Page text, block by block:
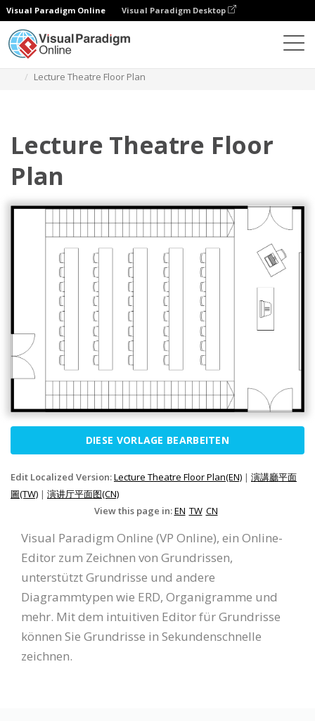
Visual Paradigm Online Visual Paradigm Desktop
Lecture Theatre Floor Plan
Lecture Theatre Floor
Plan
DIESE VORLAGE BEARBEITEN
Edit Localized Version:Lecture Theatre Floor Plan(EN) | 演講廳平面
圖(TW) | 演讲厅平面图(CN)
View this page in:EN TW CN
Visual Paradigm Online (VP Online), ein Online-
Editor zum Zeichnen von Grundrissen,
unterstützt Grundrisse und andere
Diagrammtypen wie ERD, Organigramme und
mehr. Mit dem intuitiven Editor für Grundrisse
können Sie Grundrisse in Sekundenschnelle
zeichnen.